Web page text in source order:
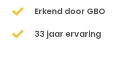
Erkend door GBO
33 jaar ervaring